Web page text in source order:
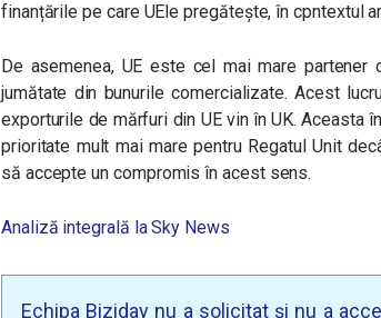
finanțările pe care UEle pregătește, în cpntextul
De asemenea, UE este cel mai mare partener
jumătate din bunurile comercializate. Acest
exporturile de mărfuri din UE vin în UK. Aceasta
prioritate mult mai mare pentru Regatul Unit
să accepte un compromis în acest sens.
Analiză integrală la Sky News
Echipa Biziday nu a solicitat și nu a